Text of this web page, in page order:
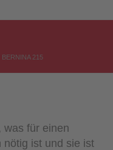
BERNINA 215
was für einen
nötig ist und sie ist